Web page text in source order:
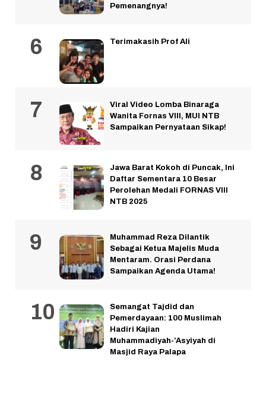
Pemenangnya!
Terimakasih Prof Ali
Viral Video Lomba Binaraga
Wanita Fornas VIII, MUI NTB
Sampaikan Pernyataan Sikap!
Jawa Barat Kokoh di Puncak, Ini
Daftar Sementara 10 Besar
Perolehan Medali FORNAS VIII
NTB 2025
Muhammad Reza Dilantik
Sebagai Ketua Majelis Muda
Mentaram. Orasi Perdana
Sampaikan Agenda Utama!
Semangat Tajdid dan
Pemerdayaan: 100 Muslimah
Hadiri Kajian
Muhammadiyah-’Asyiyah di
Masjid Raya Palapa